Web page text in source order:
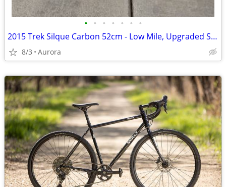
• • • • • • •
2015 Trek Silque Carbon 52cm - Low Mile, Upgraded Shimano Ultegra Di2
8/3 Aurora